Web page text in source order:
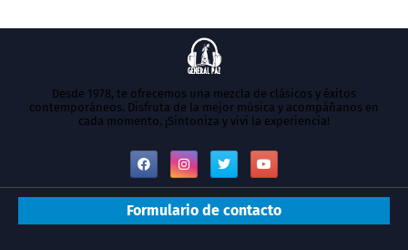
Desde 1978, te ofrecemos una mezcla de clásicos y éxitos
contemporáneos. Disfruta de la mejor música y acompáñanos en
cada momento. ¡Sintoniza y vivi la experiencia!
Formulario de contacto